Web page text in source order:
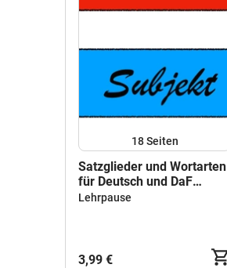
18Seiten
Satzglieder und Wortarten
für Deutsch und DaF
(Legespiel oder
Lehrpause
3,99 €